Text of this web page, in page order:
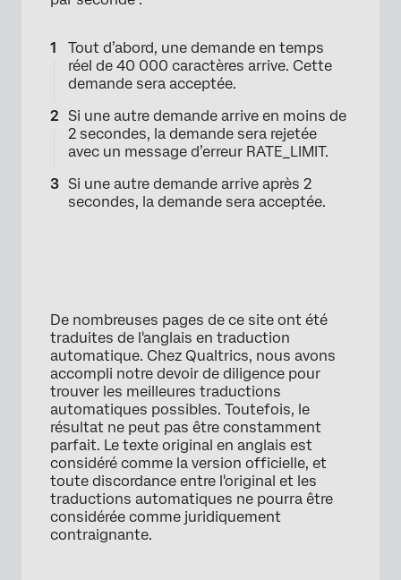
Tout d’abord, une demande en temps
réel de 40 000 caractères arrive. Cette
demande sera acceptée.
Si une autre demande arrive en moins de
2 secondes, la demande sera rejetée
avec un message d’erreur RATE_LIMIT.
Si une autre demande arrive après 2
secondes, la demande sera acceptée.
De nombreuses pages de ce site ont été
traduites de l'anglais en traduction
automatique. Chez Qualtrics, nous avons
accompli notre devoir de diligence pour
trouver les meilleures traductions
automatiques possibles. Toutefois, le
résultat ne peut pas être constamment
parfait. Le texte original en anglais est
considéré comme la version officielle, et
toute discordance entre l'original et les
traductions automatiques ne pourra être
considérée comme juridiquement
contraignante.